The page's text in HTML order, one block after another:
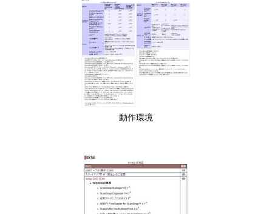
動作環境